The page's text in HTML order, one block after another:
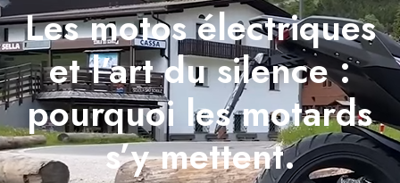
Les motos électriques
et l’art du silence :
pourquoi les motards
s’y mettent.